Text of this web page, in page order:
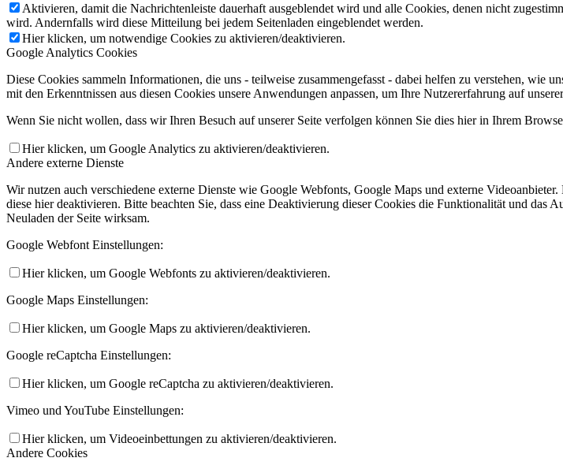
Aktivieren, damit die Nachrichtenleiste dauerhaft ausgeblendet wird und alle Cookies, denen nicht
wird. Andernfalls wird diese Mitteilung bei jedem Seitenladen eingeblendet werden.
Hier klicken, um notwendige Cookies zu aktivieren/deaktivieren.
Google Analytics Cookies
Diese Cookies sammeln Informationen, die uns - teilweise zusammengefasst - dabei helfen zu verstehen,
mit den Erkenntnissen aus diesen Cookies unsere Anwendungen anpassen, um Ihre Nutzererfahrung auf
Wenn Sie nicht wollen, dass wir Ihren Besuch auf unserer Seite verfolgen können Sie dies hier in Ihrem
Hier klicken, um Google Analytics zu aktivieren/deaktivieren.
Andere externe Dienste
Wir nutzen auch verschiedene externe Dienste wie Google Webfonts, Google Maps und externe
diese hier deaktivieren. Bitte beachten Sie, dass eine Deaktivierung dieser Cookies die Funktionalität und das
Neuladen der Seite wirksam.
Google Webfont Einstellungen:
Hier klicken, um Google Webfonts zu aktivieren/deaktivieren.
Google Maps Einstellungen:
Hier klicken, um Google Maps zu aktivieren/deaktivieren.
Google reCaptcha Einstellungen:
Hier klicken, um Google reCaptcha zu aktivieren/deaktivieren.
Vimeo und YouTube Einstellungen:
Hier klicken, um Videoeinbettungen zu aktivieren/deaktivieren.
Andere Cookies